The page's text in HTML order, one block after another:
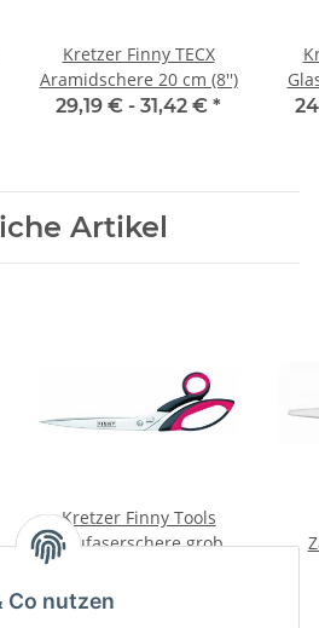
Co nutzen
Kretzer Finny TECX
Aramidschere 20 cm (8'')
29,19 € - 31,42 € *
Artikel
Kretzer Finny Tools
Raufaserschere grob
(719325) (10'')